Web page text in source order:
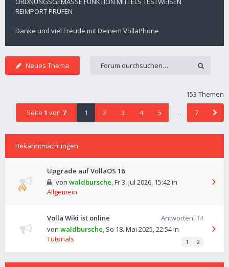
REIMPORT PRÜFEN
Danke und viel Freude mit Deinem VollaPhone
Neues Thema
153 Themen
Seite 1 von 7 1 2 3 4 5 … 7
Bekanntmachungen
Upgrade auf VollaOS 16
von waldbursche,Fr 3. Jul 2026, 15:42in
Allgemein
Volla Wiki ist online Antworten: 14
von waldbursche, So 18. Mai 2025, 22:54in
Tutorials
1 2